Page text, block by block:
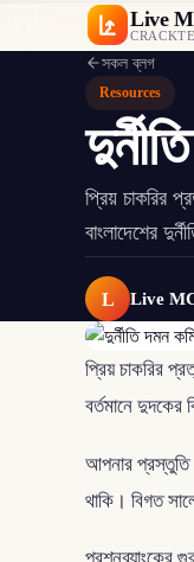
Live
সকল ব্লগ
Resources
প্রিয় চাকরির
বাংলাদেশের
L Live
প্রিয় চাকরির
বর্তমানে
আপনার প্রস্তুতি
থাকি। বিগত